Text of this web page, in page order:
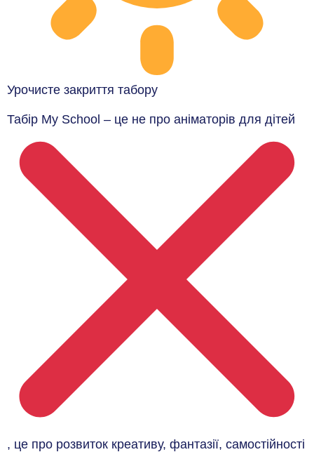
Урочисте закриття табору
Табір My School – це не про аніматорів для дітей
, це про розвиток креативу, фантазії, самостійності